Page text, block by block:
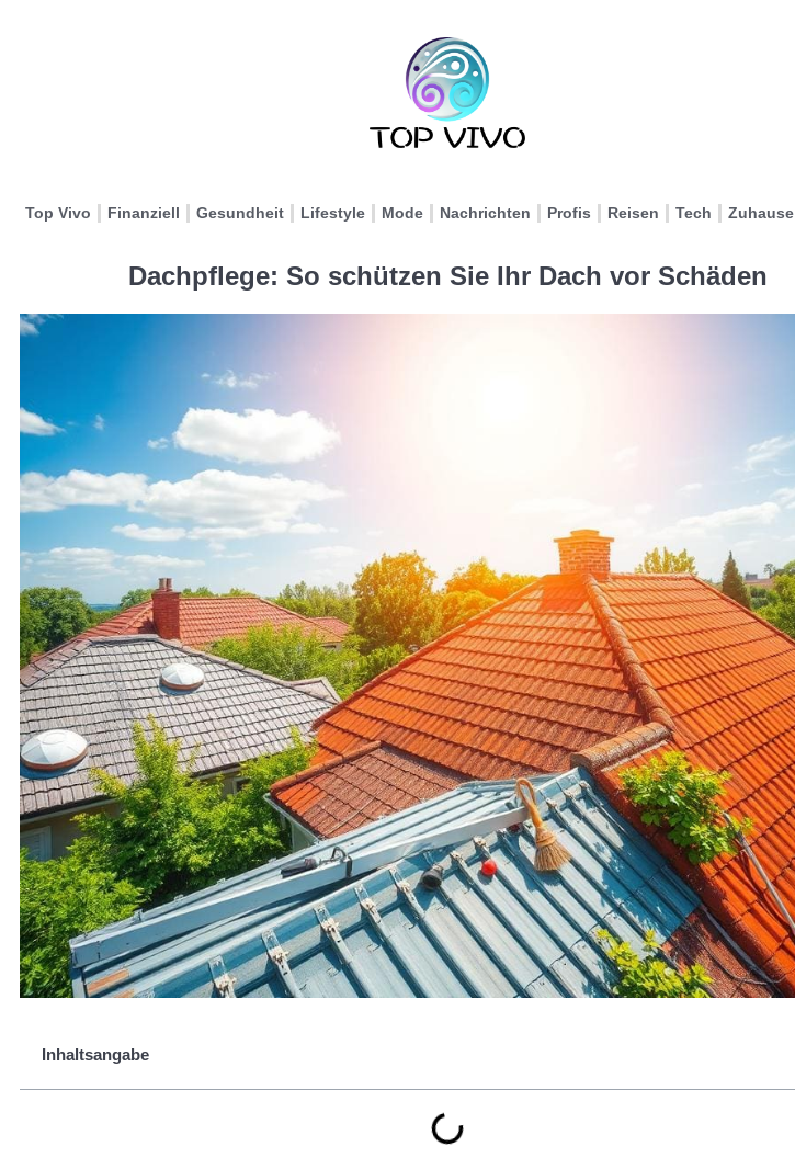
Top Vivo Finanziell Gesundheit Lifestyle Mode Nachrichten Profis Reisen Tech Zuhause
Dachpflege: So schützen Sie Ihr Dach vor Schäden
Inhaltsangabe